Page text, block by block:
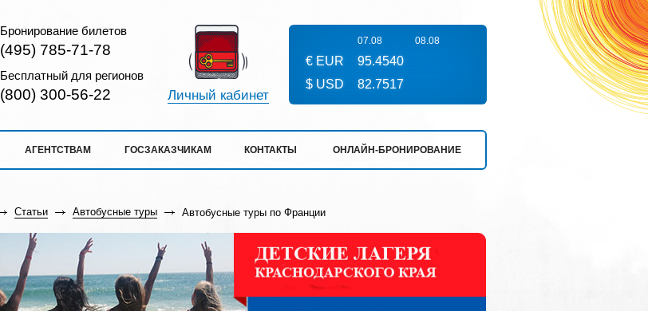
Бронирование билетов
(495) 785-71-78
Бесплатный для регионов
(800) 300-56-22 Личный кабинет
07.08 08.08
€ EUR
95.4540
$ USD
82.7517
АГЕНТСТВАМ ГОСЗАКАЗЧИКАМ КОНТАКТЫ ОНЛАЙН-БРОНИРОВАНИЕ
Статьи Автобусные туры Автобусные туры по Франции